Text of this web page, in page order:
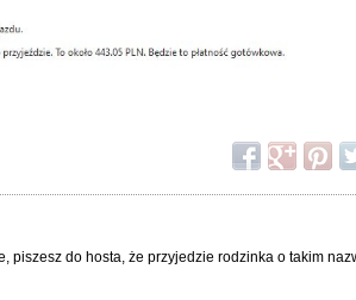
piszesz do hosta, że przyjedzie rodzinka o takim